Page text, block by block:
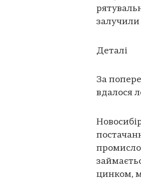
Деталі
За
вдалося
цинком,